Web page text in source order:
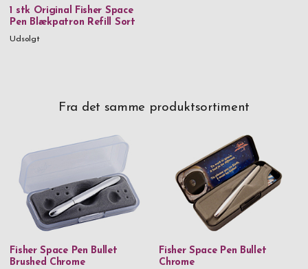
1 stk Original Fisher Space
Pen Blækpatron Refill Sort
Udsolgt
Fra det samme produktsortiment
Fisher Space Pen Bullet
Brushed Chrome
Fisher Space Pen Bullet
Chrome